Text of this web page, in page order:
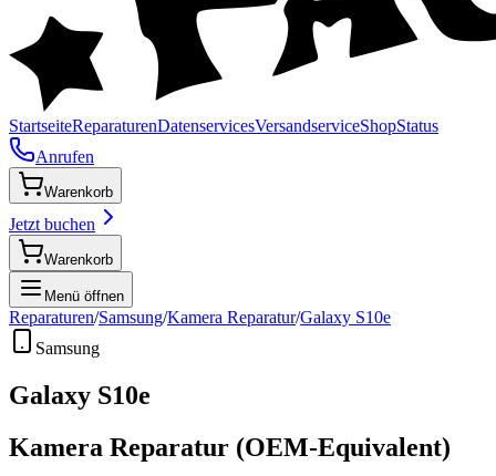
StartseiteReparaturenDatenservicesVersandserviceShopStatus
Anrufen
Warenkorb
Jetzt buchen
Warenkorb
Menü öffnen
Reparaturen/Samsung/Kamera Reparatur/Galaxy S10e
Samsung
Galaxy S10e
Kamera Reparatur (OEM-Equivalent)